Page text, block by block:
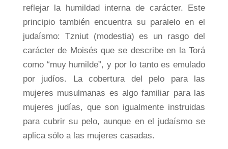
reflejar la humildad interna de carácter. Este
principio también encuentra su paralelo en el
judaísmo: Tzniut (modestia) es un rasgo del
carácter de Moisés que se describe en la Torá
como “muy humilde”, y por lo tanto es emulado
por judíos. La cobertura del pelo para las
mujeres musulmanas es algo familiar para las
mujeres judías, que son igualmente instruidas
para cubrir su pelo, aunque en el judaísmo se
aplica sólo a las mujeres casadas.